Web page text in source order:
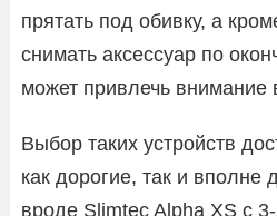
прятать под обивку, а
снимать аксессуар по
может привлечь внимание
Выбор таких устройств
как дорогие, так и вполне
вроде Slimtec Alpha XS с